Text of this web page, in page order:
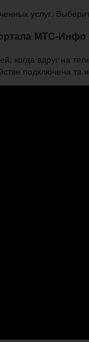
услуг.
МТС-Инфо
когда вдруг на
подключена та